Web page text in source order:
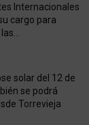
Internacionales
cargo para
solar del 12 de
se podrá
Torrevieja